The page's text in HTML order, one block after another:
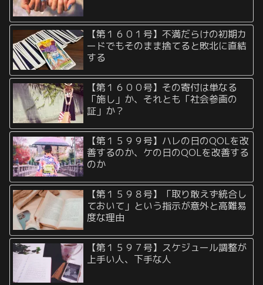
【第１６０１号】不満だらけの初期カ
ードでもそのまま捨てると敗北に直結
する
【第１６００号】その寄付は単なる
「施し」か、それとも「社会参画の
証」か？
【第１５９９号】ハレの日のQOLを改
善するのか、ケの日のQOLを改善する
のか
【第１５９８号】「取り敢えず統合し
ておいて」という指示が意外と高難易
度な理由
【第１５９７号】スケジュール調整が
上手い人、下手な人